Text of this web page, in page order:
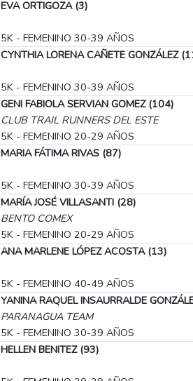
EVA ORTIGOZA (3)
5K - FEMENINO 30-39 AÑOS
CYNTHIA LORENA CAÑETE GONZÁLEZ
5K - FEMENINO 30-39 AÑOS
GENI FABIOLA SERVIAN GOMEZ (104)
CLUB TRAIL RUNNERS DEL ESTE
5K - FEMENINO 20-29 AÑOS
MARIA FÁTIMA RIVAS (87)
5K - FEMENINO 30-39 AÑOS
MARÍA JOSÉ VILLASANTI (28)
BENTO COMEX
5K - FEMENINO 20-29 AÑOS
ANA MARLENE LÓPEZ ACOSTA (13)
5K - FEMENINO 40-49 AÑOS
YANINA RAQUEL INSAURRALDE
PARANAGUA TEAM
5K - FEMENINO 30-39 AÑOS
HELLEN BENITEZ (93)